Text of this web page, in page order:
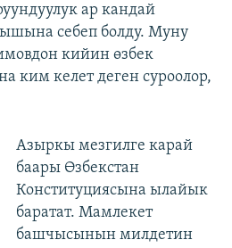
ар кандай
себеп болду. Муну
кийин өзбек
ким келет деген суроолор,
Азыркы мезгилге карай
баары Өзбекстан
Конституциясына ылайык
баратат. Мамлекет
башчысынын милдетин